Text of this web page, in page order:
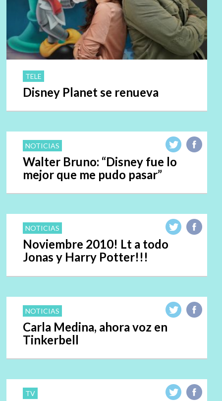
TELE
Disney Planet se renueva
NOTICIAS
Walter Bruno: “Disney fue lo
mejor que me pudo pasar”
NOTICIAS
Noviembre 2010! Lt a todo
Jonas y Harry Potter!!!
NOTICIAS
Carla Medina, ahora voz en
Tinkerbell
TV